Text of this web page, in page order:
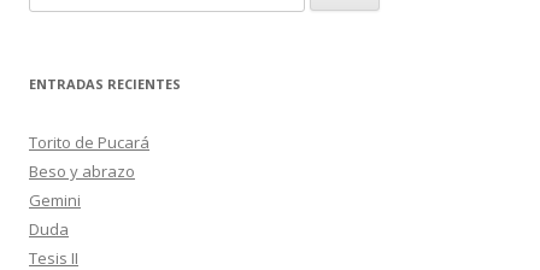
u
c
r
:
ENTRADAS RECIENTES
Torito de Pucará
Beso y abrazo
Gemini
Duda
Tesis II